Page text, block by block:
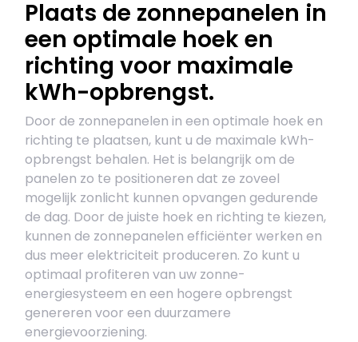
Plaats de zonnepanelen in
een optimale hoek en
richting voor maximale
kWh-opbrengst.
Door de zonnepanelen in een optimale hoek en
richting te plaatsen, kunt u de maximale kWh-
opbrengst behalen. Het is belangrijk om de
panelen zo te positioneren dat ze zoveel
mogelijk zonlicht kunnen opvangen gedurende
de dag. Door de juiste hoek en richting te kiezen,
kunnen de zonnepanelen efficiënter werken en
dus meer elektriciteit produceren. Zo kunt u
optimaal profiteren van uw zonne-
energiesysteem en een hogere opbrengst
genereren voor een duurzamere
energievoorziening.